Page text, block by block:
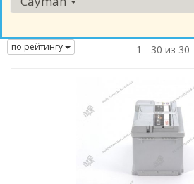
по рейтингу 1 - 30 из 30